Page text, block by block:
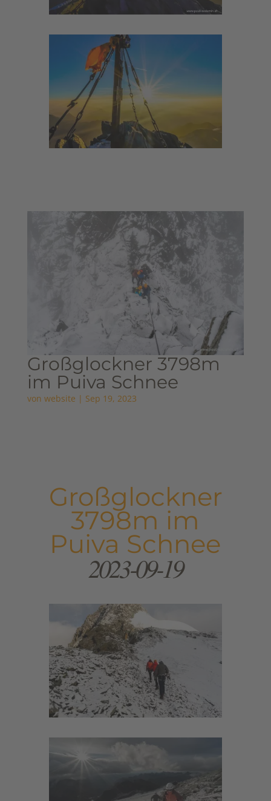
Großglockner 3798m
im Puiva Schnee
von website | Sep 19, 2023
Großglockner
3798m im
Puiva Schnee
2023-09-19